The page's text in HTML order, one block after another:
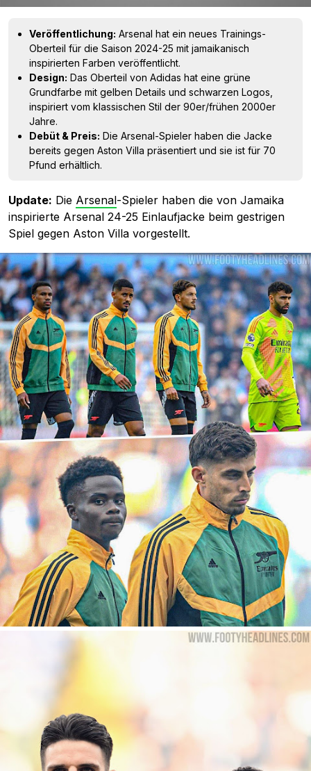
Veröffentlichung: Arsenal hat ein neues Trainings-
Oberteil für die Saison 2024-25 mit jamaikanisch
inspirierten Farben veröffentlicht.
Design: Das Oberteil von Adidas hat eine grüne
Grundfarbe mit gelben Details und schwarzen Logos,
inspiriert vom klassischen Stil der 90er/frühen 2000er
Jahre.
Debüt & Preis: Die Arsenal-Spieler haben die Jacke
bereits gegen Aston Villa präsentiert und sie ist für 70
Pfund erhältlich.
Update: Die Arsenal-Spieler haben die von Jamaika
inspirierte Arsenal 24-25 Einlaufjacke beim gestrigen
Spiel gegen Aston Villa vorgestellt.